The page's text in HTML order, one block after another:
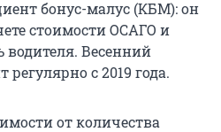
бонус-малус (КБМ): он
стоимости ОСАГО и
водителя. Весенний
регулярно с 2019 года.
от количества